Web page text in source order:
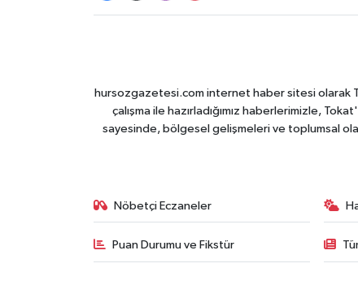
hursozgazetesi.com internet haber sitesi olarak
çalışma ile hazırladığımız haberlerimizle,
sayesinde, bölgesel gelişmeleri ve toplumsal
Nöbetçi Eczaneler
Puan Durumu ve Fikstür